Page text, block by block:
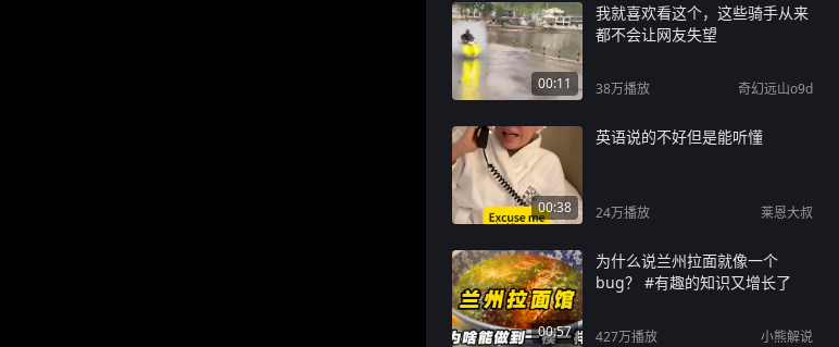
00:11
我就喜欢看这个，这些骑手从来
都不会让网友失望
38万播放 奇幻远山o9d
00:38
英语说的不好但是能听懂
24万播放 莱恩大叔
00:57
为什么说兰州拉面就像一个
bug？ #有趣的知识又增长了
427万播放 小熊解说